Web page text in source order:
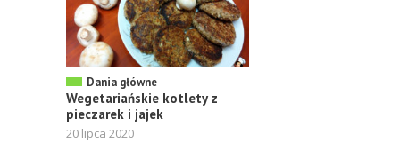
Dania główne
Wegetariańskie kotlety z
pieczarek i jajek
20 lipca 2020